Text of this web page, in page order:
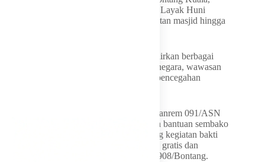
semenisasi jalan, rehabilitasi Rumah Tidak Layak Huni
(RTLH), pembangunan jembatan, pengecatan masjid hingga
Selain sasaran fisik, TMMD juga menghadirkan berbagai
kegiatan nonfisik seperti penyuluhan bela negara, wawasan
kebangsaan, kesehatan, posyandu hingga pencegahan
Usai upacara, Neni Moerniaeni bersama Danrem 091/ASN
dan jajaran Forkopimda turut menyerahkan bantuan sembako
kepada masyarakat serta meninjau langsung kegiatan bakti
kesehatan berupa donor darah, pengobatan gratis dan
pemeriksaan kesehatan di Lamin Kodim 0908/Bontang.